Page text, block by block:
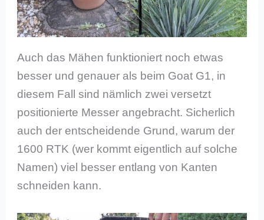
Auch das Mähen funktioniert noch etwas
besser und genauer als beim Goat G1, in
diesem Fall sind nämlich zwei versetzt
positionierte Messer angebracht. Sicherlich
auch der entscheidende Grund, warum der
1600 RTK (wer kommt eigentlich auf solche
Namen) viel besser entlang von Kanten
schneiden kann.